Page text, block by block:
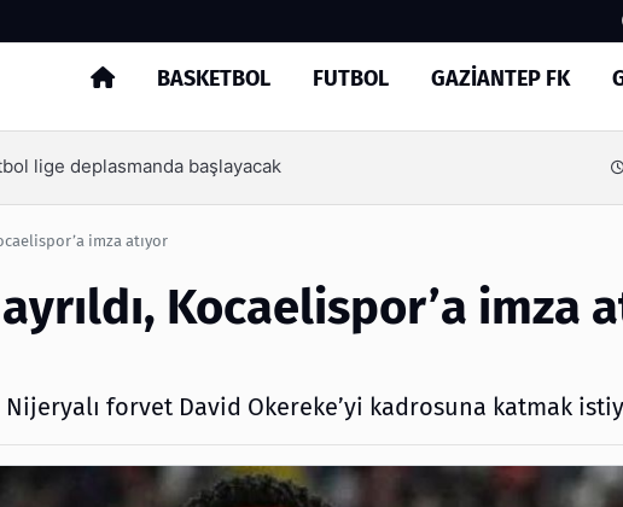
BASKETBOL FUTBOL GAZİANTEP FK
Arama
Gaziantep Basketbol’un yeni yönetimi
imza atıyor
Kocaelispor’a imza
forvet David Okereke’yi kadrosuna katmak